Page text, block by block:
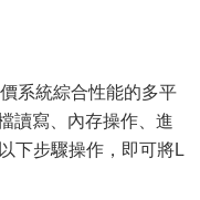
系統綜合性能的多平
讀寫、內存操作、進
下步驟操作，即可將L